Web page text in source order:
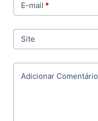
E-mail *
Site
Adicionar Comentário